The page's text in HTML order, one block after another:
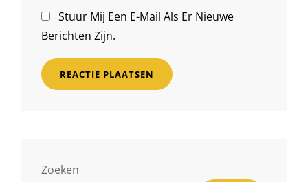
Stuur Mij Een E-Mail Als Er Nieuwe
Berichten Zijn.
Zoeken